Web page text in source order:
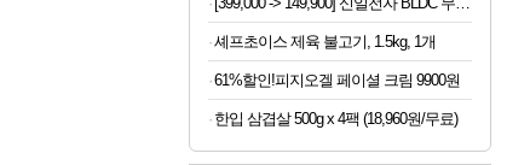
셰프초이스 제육 불고기, 1.5kg, 1개
61%할인!피지오겔 페이셜 크림 9900원
한입 삼겹살 500g x 4팩 (18,960원/무료)